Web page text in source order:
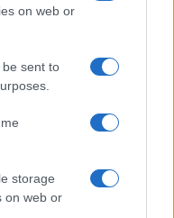
on web or
sent to
storage
on web or